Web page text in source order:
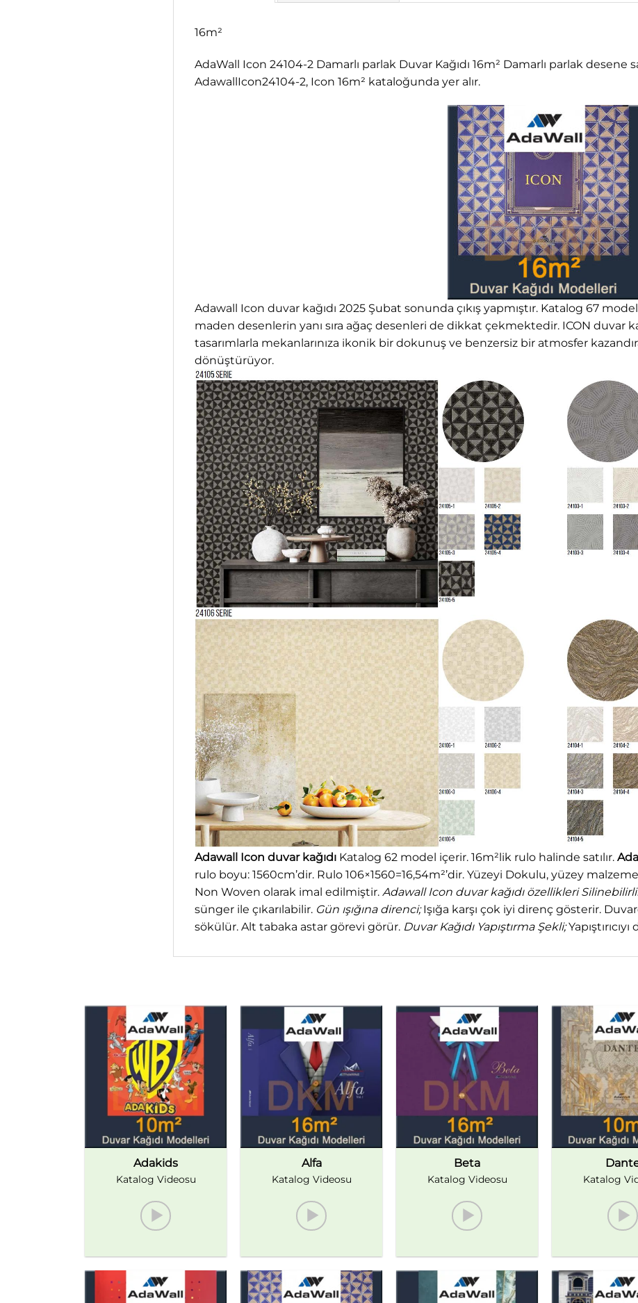
16m²
AdaWall Icon 24104-2 Damarlı parlak Duvar Kağıdı 16m² Damarlı parlak desene
AdawallIcon24104-2, Icon 16m² kataloğunda yer alır.
Adawall Icon duvar kağıdı 2025 Şubat sonunda çıkış yapmıştır. Katalog 67
maden desenlerin yanı sıra ağaç desenleri de dikkat çekmektedir. ICON duvar
tasarımlarla mekanlarınıza ikonik bir dokunuş ve benzersiz bir atmosfer
dönüştürüyor.
Adawall Icon duvar kağıdı Katalog 62 model içerir. 16m²lik rulo halinde satılır.
rulo boyu: 1560cm’dir. Rulo 106×1560=16,54m²’dir. Yüzeyi Dokulu, yüzey
Non Woven olarak imal edilmiştir. Adawall Icon duvar kağıdı özellikleri
sünger ile çıkarılabilir. Gün ışığına direnci;Işığa karşı çok iyi direnç gösterir.
sökülür. Alt tabaka astar görevi görür. Duvar Kağıdı Yapıştırma Şekli;
Adakids
Katalog Videosu
Alfa
Katalog Videosu
Beta
Katalog Videosu Katalog